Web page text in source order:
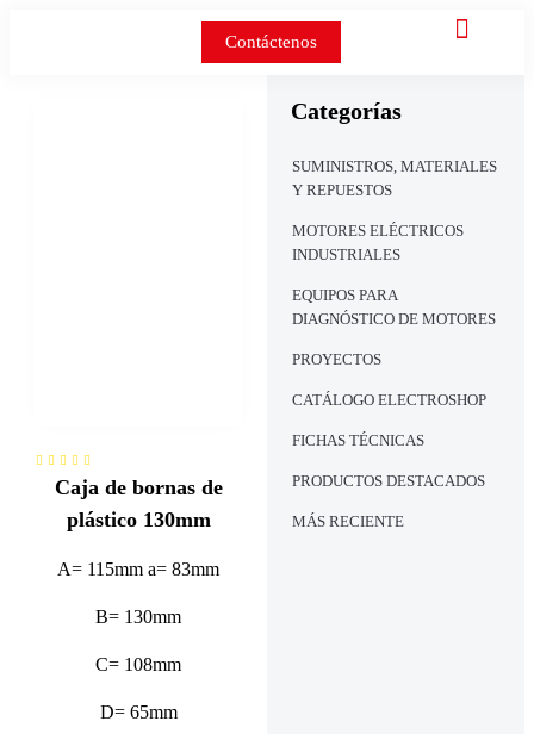
Contáctenos
Categorías
SUMINISTROS, MATERIALES
Y REPUESTOS
MOTORES ELÉCTRICOS
INDUSTRIALES
EQUIPOS PARA
DIAGNÓSTICO DE MOTORES
PROYECTOS
CATÁLOGO ELECTROSHOP
FICHAS TÉCNICAS
PRODUCTOS DESTACADOS
MÁS RECIENTE
Caja de bornas de
plástico 130mm
A= 115mm a= 83mm
B= 130mm
C= 108mm
D= 65mm